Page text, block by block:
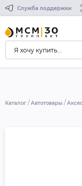
Служба поддержки
Каталог Автотовары